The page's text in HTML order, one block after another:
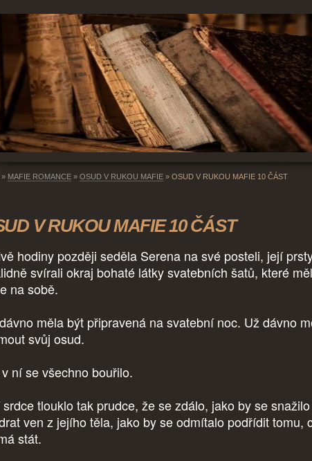
» MAFIE ROMANCE » OSUD V RUKOU MAFIE » OSUD V RUKOU MAFIE 10 ČÁST
V RUKOU MAFIE 10 ČÁST
hodiny později seděla Serena na své posteli, její
svírali okraj bohaté látky svatebních šatů, které
na sobě.
měla být připravená na svatební noc. Už dávno
svůj osud.
ní se všechno bouřilo.
tlouklo tak prudce, že se zdálo, jako by se snažilo
ven z jejího těla, jako by se odmítalo podřídit tomu,
stát.